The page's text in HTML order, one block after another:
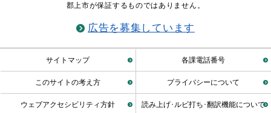
郡上市が保証するものではありません。
広告を募集しています
サイトマップ 各課電話番号
このサイトの考え方 プライバシーについて
ウェブアクセシビリティ方針 読み上げ･ルビ打ち･翻訳機能について